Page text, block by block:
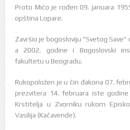
Proto Mićo je rođen 09. januara
opština Lopare.
Završio je bogosloviju ”Svetog Save”
a 2002. godine i Bogoslovski
fakultetu u Beogradu.
Rukopoložen je u čin đakona 07.
prezvitera 14. februara iste
Krstitelja u Zvorniku rukom
Vasilija (Kačavende).